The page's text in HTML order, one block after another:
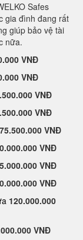
Safes
gia đình đang rất
giúp bảo vệ tài
nữa.
VNĐ
VNĐ
VNĐ
VNĐ
75.500.000 VNĐ
VNĐ
VNĐ
VNĐ
120.000.000
VNĐ